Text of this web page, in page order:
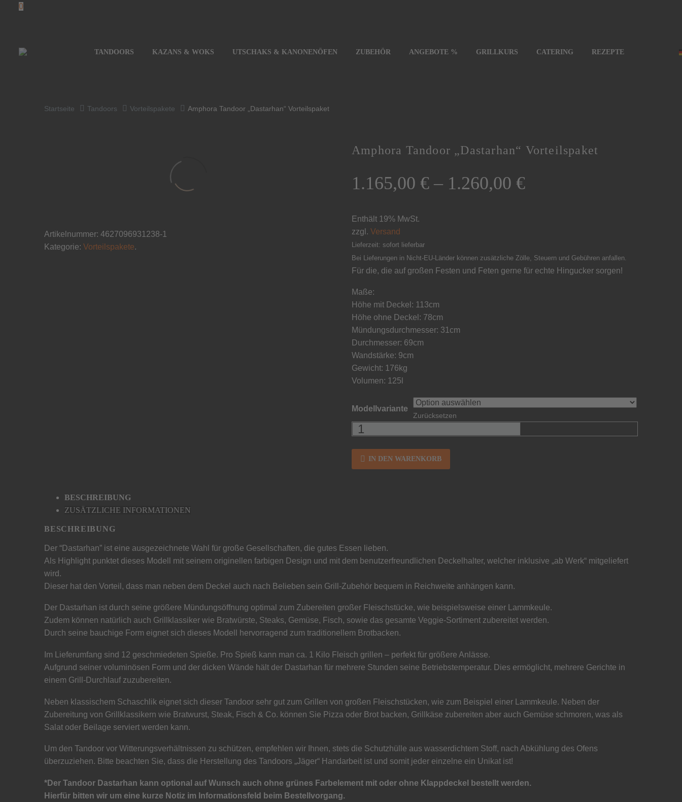
0
TANDOORS KAZANS & WOKS UTSCHAKS & KANONENÖFEN ZUBEHÖR ANGEBOTE % GRILLKURS CATERING REZEPTE
Startseite Tandoors Vorteilspakete Amphora Tandoor „Dastarhan“ Vorteilspaket
Artikelnummer: 4627096931238-1
Kategorie: Vorteilspakete.
Amphora Tandoor „Dastarhan“ Vorteilspaket
1.165,00 € – 1.260,00 €
Enthält 19% MwSt.
zzgl. Versand
Lieferzeit: sofort lieferbar
Bei Lieferungen in Nicht-EU-Länder können zusätzliche Zölle, Steuern und Gebühren anfallen.
Für die, die auf großen Festen und Feten gerne für echte Hingucker sorgen!
Maße:
Höhe mit Deckel: 113cm
Höhe ohne Deckel: 78cm
Mündungsdurchmesser: 31cm
Durchmesser: 69cm
Wandstärke: 9cm
Gewicht: 176kg
Volumen: 125l
Modellvariante
Zurücksetzen
IN DEN WARENKORB
BESCHREIBUNG
ZUSÄTZLICHE INFORMATIONEN
BESCHREIBUNG
Der “Dastarhan” ist eine ausgezeichnete Wahl für große Gesellschaften, die gutes Essen lieben.
Als Highlight punktet dieses Modell mit seinem originellen farbigen Design und mit dem benutzerfreundlichen Deckelhalter, welcher inklusive „ab Werk“ mitgeliefert
wird.
Dieser hat den Vorteil, dass man neben dem Deckel auch nach Belieben sein Grill-Zubehör bequem in Reichweite anhängen kann.
Der Dastarhan ist durch seine größere Mündungsöffnung optimal zum Zubereiten großer Fleischstücke, wie beispielsweise einer Lammkeule.
Zudem können natürlich auch Grillklassiker wie Bratwürste, Steaks, Gemüse, Fisch, sowie das gesamte Veggie-Sortiment zubereitet werden.
Durch seine bauchige Form eignet sich dieses Modell hervorragend zum traditionellem Brotbacken.
Im Lieferumfang sind 12 geschmiedeten Spieße. Pro Spieß kann man ca. 1 Kilo Fleisch grillen – perfekt für größere Anlässe.
Aufgrund seiner voluminösen Form und der dicken Wände hält der Dastarhan für mehrere Stunden seine Betriebstemperatur. Dies ermöglicht, mehrere Gerichte in
einem Grill-Durchlauf zuzubereiten.
Neben klassischem Schaschlik eignet sich dieser Tandoor sehr gut zum Grillen von großen Fleischstücken, wie zum Beispiel einer Lammkeule. Neben der
Zubereitung von Grillklassikern wie Bratwurst, Steak, Fisch & Co. können Sie Pizza oder Brot backen, Grillkäse zubereiten aber auch Gemüse schmoren, was als
Salat oder Beilage serviert werden kann.
Um den Tandoor vor Witterungsverhältnissen zu schützen, empfehlen wir Ihnen, stets die Schutzhülle aus wasserdichtem Stoff, nach Abkühlung des Ofens
überzuziehen. Bitte beachten Sie, dass die Herstellung des Tandoors „Jäger“ Handarbeit ist und somit jeder einzelne ein Unikat ist!
*Der Tandoor Dastarhan kann optional auf Wunsch auch ohne grünes Farbelement mit oder ohne Klappdeckel bestellt werden.
Hierfür bitten wir um eine kurze Notiz im Informationsfeld beim Bestellvorgang.